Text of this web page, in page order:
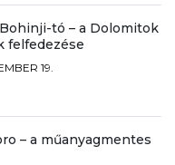
tó – a Dolomitok
felfedezése
19.
– a műanyagmentes